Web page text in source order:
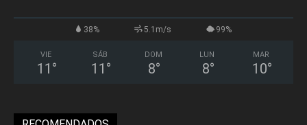
38% 5.1m/s 99%
VIE
11 °
SÁB
11 °
DOM
8°
LUN
8°
MAR
10°